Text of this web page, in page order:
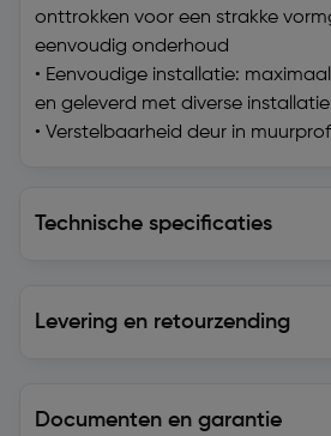
onttrokken voor een strakke
eenvoudig onderhoud
• Eenvoudige installatie:
en geleverd met diverse
• Verstelbaarheid deur in
Technische specificaties
Levering en retourzending
Documenten en garantie